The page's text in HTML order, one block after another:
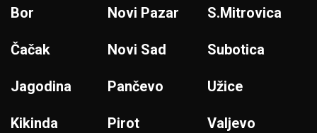
Bor
Čačak
Jagodina
Kikinda
Novi Pazar
Novi Sad
Pančevo
Pirot
S.Mitrovica
Subotica
Užice
Valjevo